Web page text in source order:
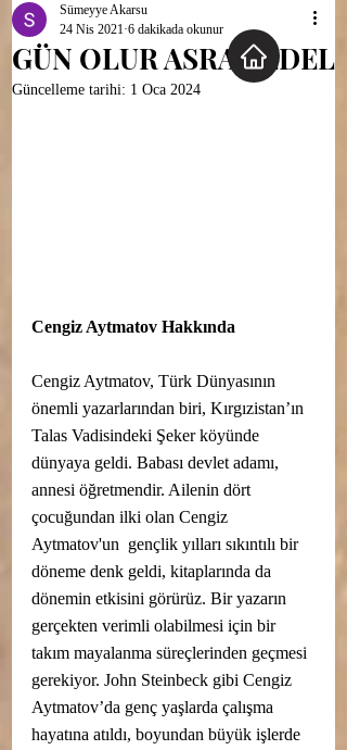
GÜN OLUR ASRA BEDEL
Sümeyye Akarsu
24 Nis 2021 6 dakikada okunur
Güncelleme tarihi: 1 Oca 2024
Cengiz Aytmatov Hakkında
Cengiz Aytmatov, Türk Dünyasının
önemli yazarlarından biri, Kırgızistan’ın
Talas Vadisindeki Şeker köyünde
dünyaya geldi. Babası devlet adamı,
annesi öğretmendir. Ailenin dört
çocuğundan ilki olan Cengiz
Aytmatov'un  gençlik yılları sıkıntılı bir
döneme denk geldi, kitaplarında da
dönemin etkisini görürüz. Bir yazarın
gerçekten verimli olabilmesi için bir
takım mayalanma süreçlerinden geçmesi
gerekiyor. John Steinbeck gibi Cengiz
Aytmatov’da genç yaşlarda çalışma
hayatına atıldı, boyundan büyük işlerde